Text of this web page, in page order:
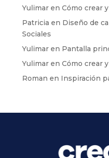
Yulimaren Cómo crear
Patricia en Diseño de
Sociales
Yulimaren Pantalla
Yulimaren Cómo crear
Roman en Inspiración